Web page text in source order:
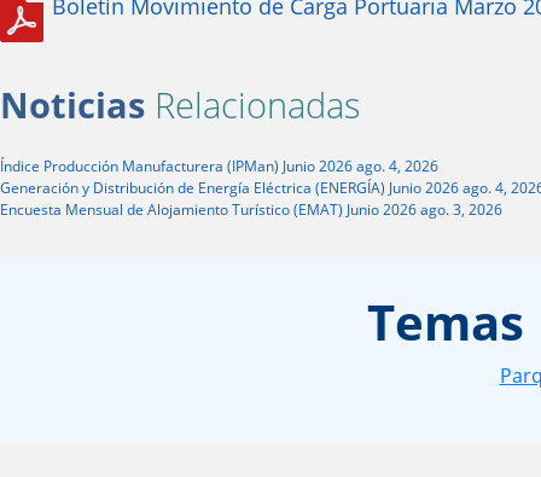
Boletín Movimiento de Carga Portuaria Marzo
Noticias Relacionadas
Índice Producción Manufacturera (IPMan) Junio 2026ago. 4, 2026
Generación y Distribución de Energía Eléctrica (ENERGÍA) Junio 2026ago. 4,
Encuesta Mensual de Alojamiento Turístico (EMAT) Junio 2026ago. 3, 2026
Temas